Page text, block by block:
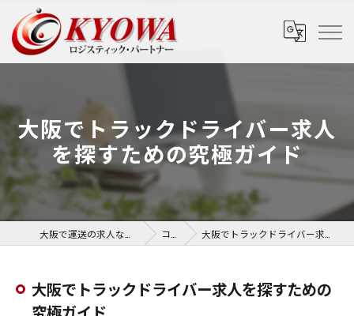
大阪でトラックドライバー求人
を探すための究極ガイド
コラム 大阪でトラックドライバー求人を探すための究極ガイド
大阪でトラックドライバー求人を探すための